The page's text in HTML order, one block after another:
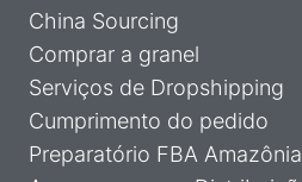
China Sourcing
Comprar a granel
Serviços de Dropshipping
Cumprimento do pedido
Preparatório FBA Amazônia